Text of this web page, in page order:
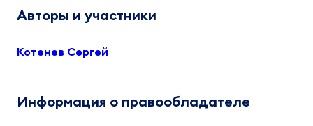
Авторы и участники
Котенев Сергей
Информация о правообладателе